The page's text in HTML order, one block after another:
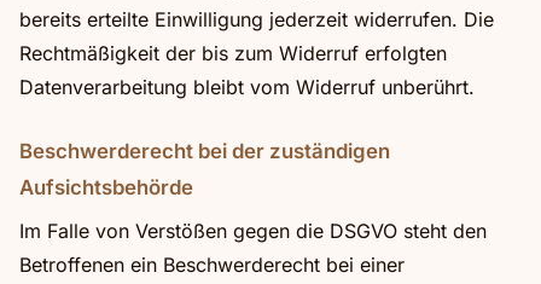
bereits erteilte Einwilligung jederzeit widerrufen. Die
Rechtmäßigkeit der bis zum Widerruf erfolgten
Datenverarbeitung bleibt vom Widerruf unberührt.
Beschwerderecht bei der zuständigen
Aufsichtsbehörde
Im Falle von Verstößen gegen die DSGVO steht den
Betroffenen ein Beschwerderecht bei einer